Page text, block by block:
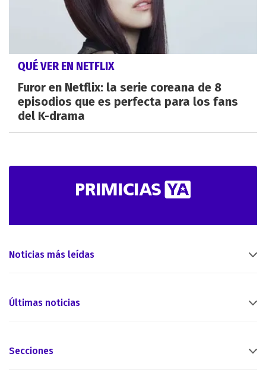
QUÉ VER EN NETFLIX
Furor en Netflix: la serie coreana de 8
episodios que es perfecta para los fans
del K-drama
Noticias más leídas
Últimas noticias
Secciones